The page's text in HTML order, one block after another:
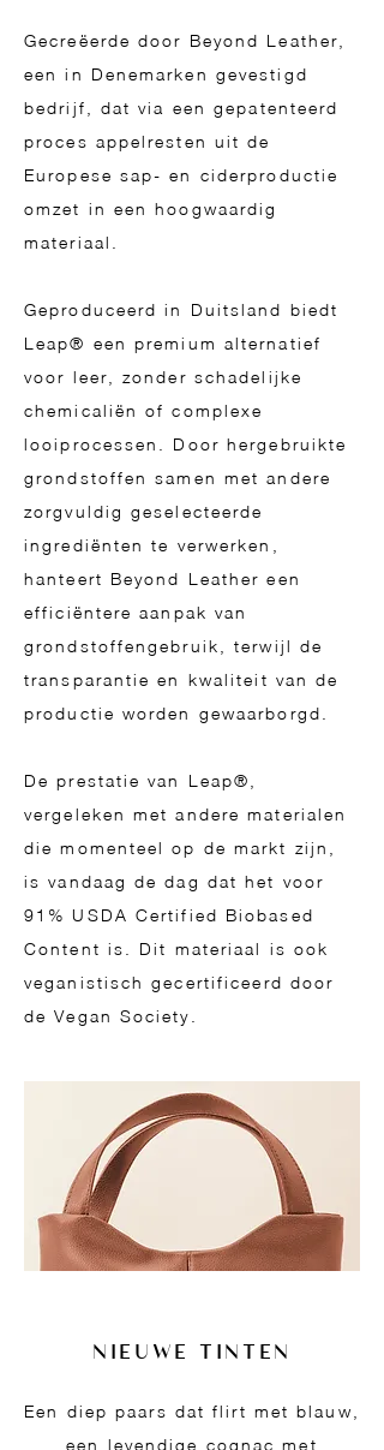
Gecreëerde door Beyond Leather,
een in Denemarken gevestigd
bedrijf, dat via een gepatenteerd
proces appelresten uit de
Europese sap- en ciderproductie
omzet in een hoogwaardig
materiaal.
Geproduceerd in Duitsland biedt
Leap® een premium alternatief
voor leer, zonder schadelijke
chemicaliën of complexe
looiprocessen. Door hergebruikte
grondstoffen samen met andere
zorgvuldig geselecteerde
ingrediënten te verwerken,
hanteert Beyond Leather een
efficiëntere aanpak van
grondstoffengebruik, terwijl de
transparantie en kwaliteit van de
productie worden gewaarborgd.
De prestatie van Leap®,
vergeleken met andere materialen
die momenteel op de markt zijn,
is vandaag de dag dat het voor
91% USDA Certified Biobased
Content is. Dit materiaal is ook
veganistisch gecertificeerd door
de Vegan Society.
NIEUWE TINTEN
Een diep paars dat flirt met blauw,
een levendige cognac met